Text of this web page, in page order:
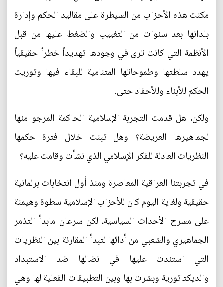
مكنت هذه الأحزاب من السيطرة على مقاليد الحكم وإدارة
بلدانها بعد سنوات من التغييب والضغط عليها من قبل
الأنظمة التي كانت ترى في وجودها تهديداً خطراً حقيقياً
يهدد سلطتها وطموحاتها المتنامية للبقاء فيها وتوريث
الحكم للأبناء وللأحفاد حتى.
ولكن، هل قدمت التجربة الإسلامية الحاكمة المرجو منها
لجماهيرها العريضة؟ وهل تبنت خلال فترة حكمها
النظريات العادلة للفكر الإسلامي الذي نشأت وقامت عليه؟
في تجربتنا العراقية المعاصرة ومنذ أول انتخابات برلمانية
حقيقية ولغاية اليوم كان للأحزاب الإسلامية سطوة وهيمنة
على مسرح الأحداث السياسية، لكن سرعان مابدأ التذمر
الجماهيري والشعبي من أدائها لتبدأ المقارنة بين النظريات
التي استندت عليها في نضالها ضد الاستبداد
والديكتاتورية وبشرت بها وبين التطبيقات الفعلية لها وهي